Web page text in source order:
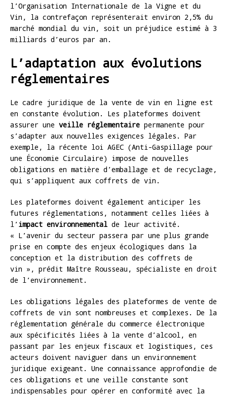
l’Organisation Internationale de la Vigne et du
Vin, la contrefaçon représenterait environ 2,5% du
marché mondial du vin, soit un préjudice estimé à 3
milliards d’euros par an.
L’adaptation aux évolutions
réglementaires
Le cadre juridique de la vente de vin en ligne est
en constante évolution. Les plateformes doivent
assurer une veille réglementaire permanente pour
s’adapter aux nouvelles exigences légales. Par
exemple, la récente loi AGEC (Anti-Gaspillage pour
une Économie Circulaire) impose de nouvelles
obligations en matière d’emballage et de recyclage,
qui s’appliquent aux coffrets de vin.
Les plateformes doivent également anticiper les
futures réglementations, notamment celles liées à
l’impact environnemental de leur activité.
« L’avenir du secteur passera par une plus grande
prise en compte des enjeux écologiques dans la
conception et la distribution des coffrets de
vin », prédit Maître Rousseau, spécialiste en droit
de l’environnement.
Les obligations légales des plateformes de vente de
coffrets de vin sont nombreuses et complexes. De la
réglementation générale du commerce électronique
aux spécificités liées à la vente d’alcool, en
passant par les enjeux fiscaux et logistiques, ces
acteurs doivent naviguer dans un environnement
juridique exigeant. Une connaissance approfondie de
ces obligations et une veille constante sont
indispensables pour opérer en conformité avec la